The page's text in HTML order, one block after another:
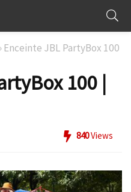
Enceinte JBL PartyBox 100
100 |
840Views